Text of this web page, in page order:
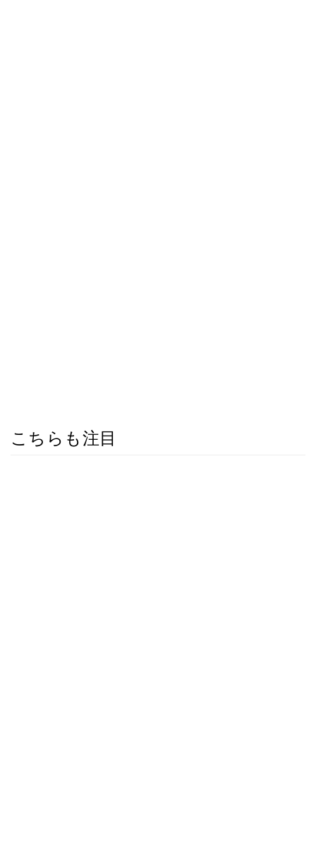
こちらも注目